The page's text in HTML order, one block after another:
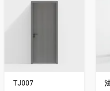
收藏
TJ007